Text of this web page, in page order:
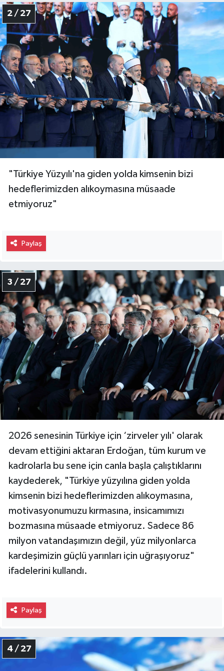
2 / 27
"Türkiye Yüzyılı'na giden yolda kimsenin bizi
hedeflerimizden alıkoymasına müsaade
etmiyoruz"
Paylaş
3 / 27
2026 senesinin Türkiye için ‘zirveler yılı' olarak
devam ettiğini aktaran Erdoğan, tüm kurum ve
kadrolarla bu sene için canla başla çalıştıklarını
kaydederek, "Türkiye yüzyılına giden yolda
kimsenin bizi hedeflerimizden alıkoymasına,
motivasyonumuzu kırmasına, insicamımızı
bozmasına müsaade etmiyoruz. Sadece 86
milyon vatandaşımızın değil, yüz milyonlarca
kardeşimizin güçlü yarınları için uğraşıyoruz"
ifadelerini kullandı.
Paylaş
4 / 27